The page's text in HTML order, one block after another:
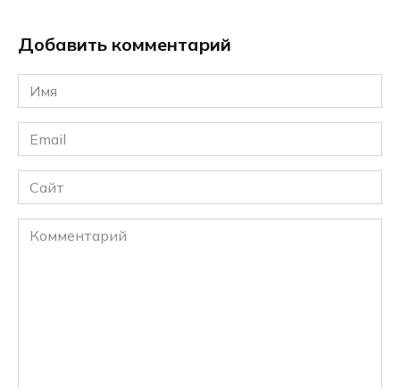
Добавить комментарий
Имя
*
Email
*
Сайт
Комментарий